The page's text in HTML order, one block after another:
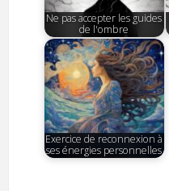
Ne pas accepter les guides
de l'ombre
Exercice de reconnexion à
ses énergies personnelles